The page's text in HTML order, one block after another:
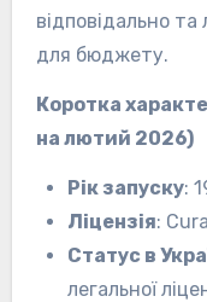
відповідально
для бюджету.
Коротка
на лютий 2026)
Рік запуску:
Ліцензія:
Статус в
легальної